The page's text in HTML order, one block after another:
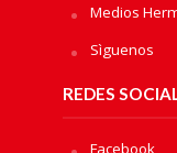
Medios
Sìguenos
REDES
Facebook